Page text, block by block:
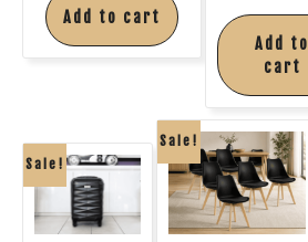
Add to cart
Add to
cart
Sale!
Sale!